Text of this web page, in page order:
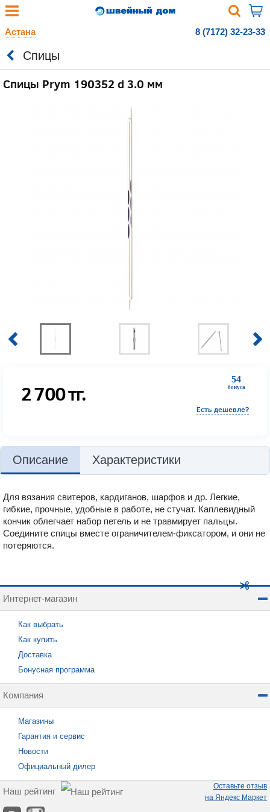
Астана 8 (7172) 32-23-33
Спицы
Спицы Prym 190352 d 3.0 мм
54
бонуса
2 700тг.
Есть дешевле?
Описание Характеристики
Для вязания свитеров, кардиганов, шарфов и др. Легкие,
гибкие, прочные, удобные в работе, не стучат. Каплевидный
кончик облегчает набор петель и не травмирует пальцы.
Соедините спицы вместе ограничителем-фиксатором, и они не
потеряются.
Интернет-магазин
Как выбрать
Как купить
Доставка
Бонусная программа
Компания
Магазины
Гарантия и сервис
Новости
Официальный дилер
Наш рейтинг
Оставьте отзыв
на Яндекс Маркет